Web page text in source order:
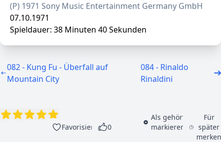
(P) 1971 Sony Music Entertainment Germany GmbH
07.10.1971
Spieldauer: 38 Minuten 40 Sekunden
082 - Kung Fu - Überfall auf
Mountain City
084 - Rinaldo
Rinaldini
Favorisieren 0
Als gehört
markieren
Für
später